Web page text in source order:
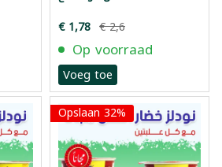
€ 1,78 € 2,6
Op voorraad
Voeg toe
Opslaan 32%